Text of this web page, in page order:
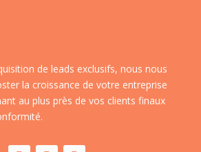
de leads exclusifs, nous nous
la croissance de votre entreprise
au plus près de vos clients finaux